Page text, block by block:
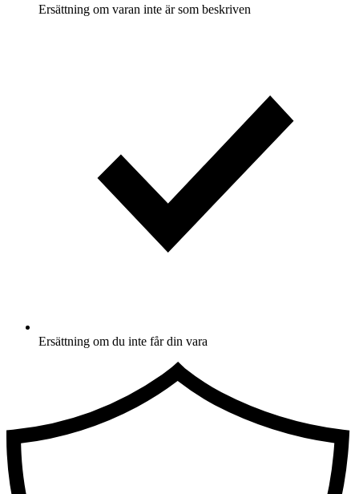
Ersättning om varan inte är som beskriven
Ersättning om du inte får din vara